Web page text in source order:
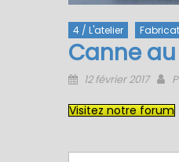
4 / L'atelier
Canne
Posted
12 février 2017
Visitez notre forum